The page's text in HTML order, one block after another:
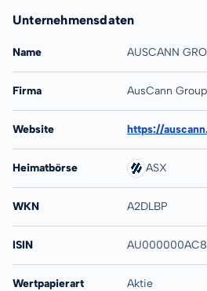
Unternehmensdaten
Name AUSCANN
Firma AusCann
Website https://
Heimatbörse ASX
WKN A2DLBP
ISIN
Wertpapierart Aktie